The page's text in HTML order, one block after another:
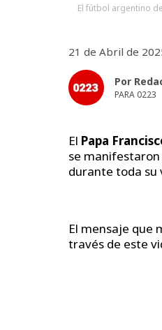
El fútbol argentino
21 de Abril de
Por
PARA 0223
El Papa
se manifestaron
durante toda su
El mensaje que
través de este